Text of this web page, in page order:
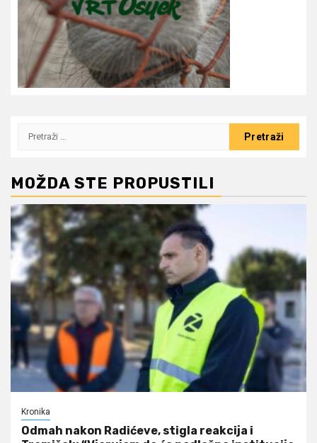
Pretraži:
MOŽDA STE PROPUSTILI
Kronika
Odmah nakon Radićeve, stigla reakcija i